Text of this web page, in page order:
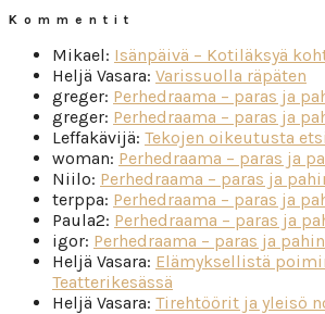
Kommentit
Mikael: Isänpäivä – Kotiläksyä
Heljä Vasara: Varissuolla räpäten
greger: Perhedraama – paras ja
greger: Perhedraama – paras ja
Leffakävijä: Tekojen oikeutusta
woman: Perhedraama – paras ja
Niilo: Perhedraama – paras ja
terppa: Perhedraama – paras ja
Paula2: Perhedraama – paras ja
igor: Perhedraama – paras ja pahin
Heljä Vasara: Elämyksellistä
Teatterikesässä
Heljä Vasara: Tirehtöörit ja yleisö